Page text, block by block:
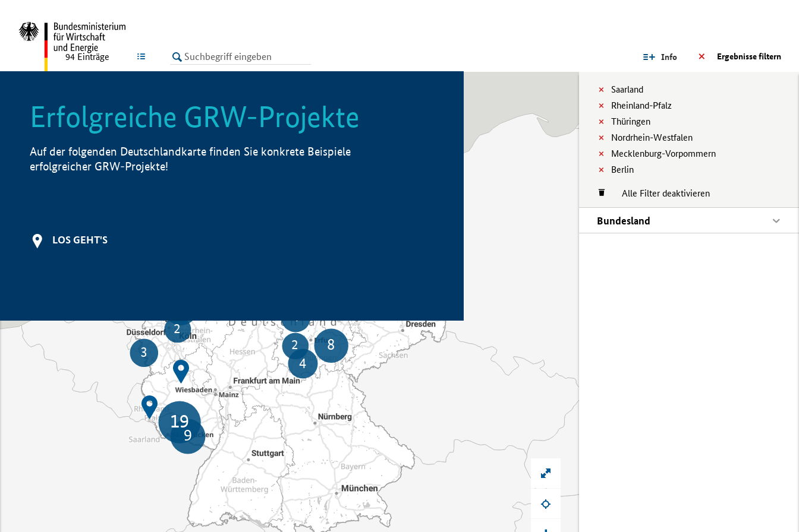
LISTE Ergebnisse filtern
Info
Saarland
Rheinland-Pfalz
Thüringen
Nordrhein-Westfalen
Mecklenburg-Vorpommern
Berlin
Alle Filter deaktivieren
Bundesland
94 Einträge
Erfolgreiche GRW-Projekte
Auf der folgenden Deutschlandkarte finden Sie konkrete Beispiele
erfolgreicher GRW-Projekte!
LOS GEHT'S